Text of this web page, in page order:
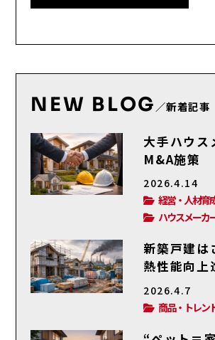
NEW BLOG／新着記事
大手ハウス
M&A施策
2026.4.14
経営・人材育
ハウスメーカ
新築戸建は
熱性能向上
2026.4.7
商品・トレン